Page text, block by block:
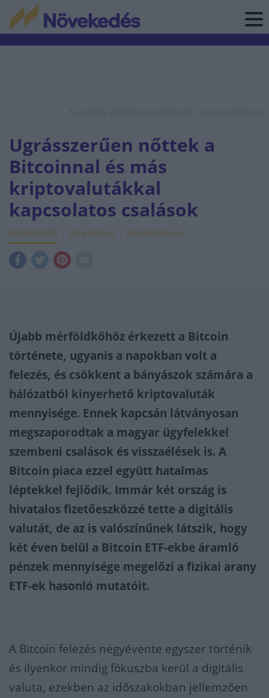
Ugrásszerűen nőttek a
Bitcoinnal és más
kriptovalutákkal
kapcsolatos csalások
BEFEKTETÉS 2024. ÁPR. 29. NÖVEKEDÉS.HU
Újabb mérföldkőhöz érkezett a Bitcoin
története, ugyanis a napokban volt a
felezés, és csökkent a bányászok számára a
hálózatból kinyerhető kriptovaluták
mennyisége. Ennek kapcsán látványosan
megszaporodtak a magyar ügyfelekkel
szembeni csalások és visszaélések is. A
Bitcoin piaca ezzel együtt hatalmas
léptekkel fejlődik. Immár két ország is
hivatalos fizetőeszközzé tette a digitális
valutát, de az is valószínűnek látszik, hogy
két éven belül a Bitcoin ETF-ekbe áramló
pénzek mennyisége megelőzi a fizikai arany
ETF-ek hasonló mutatóit.
A Bitcoin felezés négyévente egyszer történik
és ilyenkor mindig fókuszba kerül a digitális
valuta, ezekben az időszakokban jellemzően